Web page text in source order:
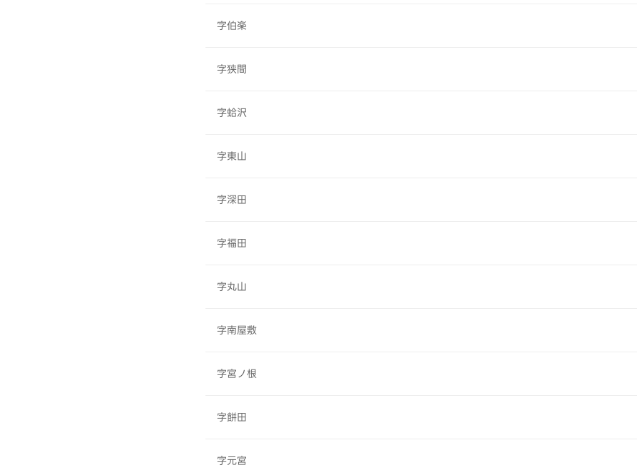
字伯楽
字狭間
字蛤沢
字東山
字深田
字福田
字丸山
字南屋敷
字宮ノ根
字餅田
字元宮